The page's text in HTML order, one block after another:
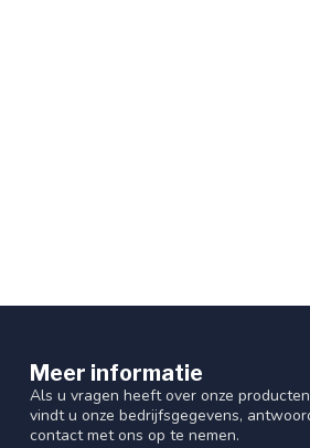
Meer informatie
Als u vragen heeft over onze
vindt u onze bedrijfsgegevens,
contact met ons op te nemen.